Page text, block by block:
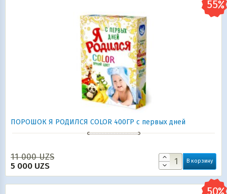
ПОРОШОК Я РОДИЛСЯ COLOR 400ГР с первых дней
11 000UZS
5 000 UZS В корзину